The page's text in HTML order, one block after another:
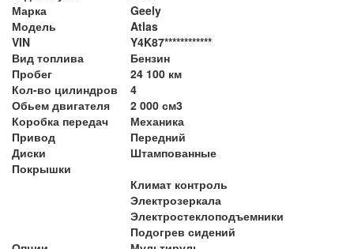
Марка
Geely
Модель
Atlas
VIN
Y4K87************
Вид топлива
Бензин
Пробег
24 100 км
Кол-во цилиндров
4
Обьем двигателя
2 000 см3
Коробка передач
Механика
Привод
Передний
Диски
Штампованные
Покрышки
Климат контроль
Электрозеркала
Электростеклоподъемники
Подогрев сидений